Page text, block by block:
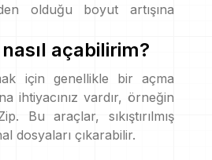
olduğu boyut artışına
açabilirim?
için genellikle bir açma
ihtiyacınız vardır, örneğin
Bu araçlar, sıkıştırılmış
dosyaları çıkarabilir.